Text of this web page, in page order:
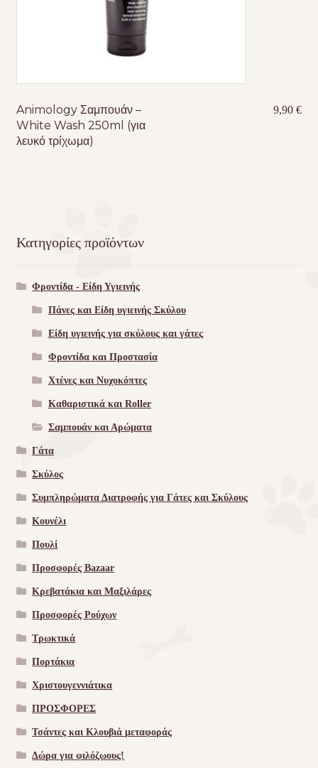
Animology Σαμπουάν –
White Wash 250ml (για
λευκό τρίχωμα)
9,90€
Κατηγορίες προϊόντων
Φροντίδα - Είδη Υγιεινής
Πάνες και Είδη υγιεινής Σκύλου
Είδη υγιεινής για σκύλους και γάτες
Φροντίδα και Προστασία
Χτένες και Νυχοκόπτες
Καθαριστικά και Roller
Σαμπουάν και Αρώματα
Γάτα
Σκύλος
Συμπληρώματα Διατροφής για Γάτες και Σκύλους
Κουνέλι
Πουλί
Προσφορές Bazaar
Κρεβατάκια και Μαξιλάρες
Προσφορές Ρούχων
Τρωκτικά
Πορτάκια
Χριστουγεννιάτικα
ΠΡΟΣΦΟΡΕΣ
Τσάντες και Κλουβιά μεταφοράς
Δώρα για φιλόζωους!